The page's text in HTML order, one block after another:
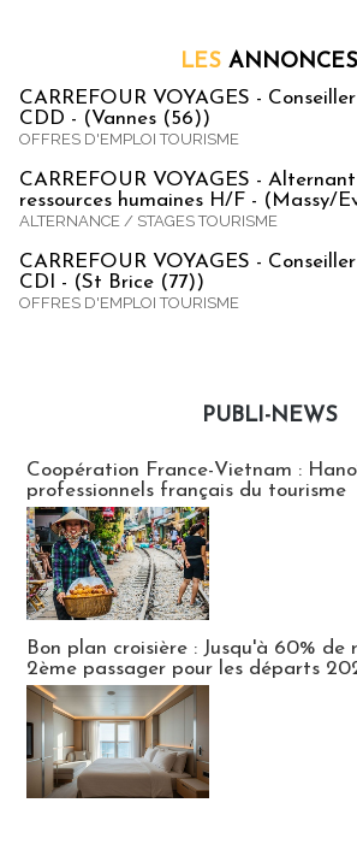
LES ANNONCES
CARREFOUR VOYAGES -
CDD - (Vannes (56))
OFFRES D'EMPLOI TOURISME
CARREFOUR VOYAGES -
ressources humaines H/F - (Massy/
ALTERNANCE / STAGES TOURISME
CARREFOUR VOYAGES -
CDI - (St Brice (77))
OFFRES D'EMPLOI TOURISME
PUBLI-NEWS
Coopération France-Vietnam :
professionnels français du tourisme
Bon plan croisière : Jusqu'à 60% de
2ème passager pour les départs